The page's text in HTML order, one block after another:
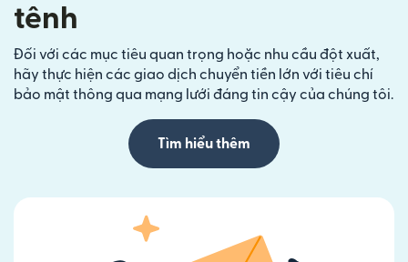
tênh
Đối với các mục tiêu quan trọng hoặc nhu cầu đột xuất,
hãy thực hiện các giao dịch chuyển tiền lớn với tiêu chí
bảo mật thông qua mạng lưới đáng tin cậy của chúng tôi.
Tìm hiểu thêm